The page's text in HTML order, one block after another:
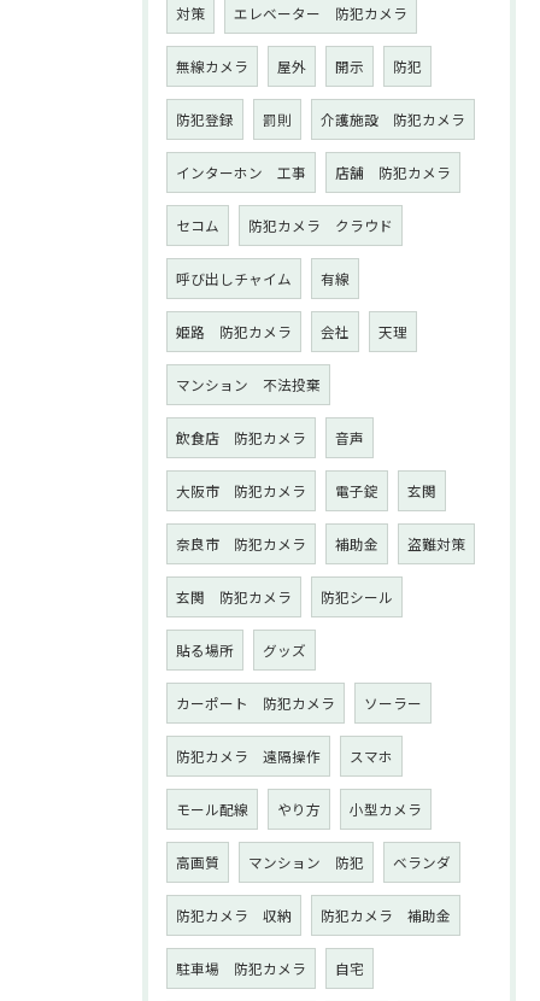
対策 エレベーター 防犯カメラ
無線カメラ 屋外 開示 防犯
防犯登録 罰則 介護施設 防犯カメラ
インターホン 工事 店舗 防犯カメラ
セコム 防犯カメラ クラウド
呼び出しチャイム 有線
姫路 防犯カメラ 会社 天理
マンション 不法投棄
飲食店 防犯カメラ 音声
大阪市 防犯カメラ 電子錠 玄関
奈良市 防犯カメラ 補助金 盗難対策
玄関 防犯カメラ 防犯シール
貼る場所 グッズ
カーポート 防犯カメラ ソーラー
防犯カメラ 遠隔操作 スマホ
モール配線 やり方 小型カメラ
高画質 マンション 防犯 ベランダ
防犯カメラ 収納 防犯カメラ 補助金
駐車場 防犯カメラ 自宅